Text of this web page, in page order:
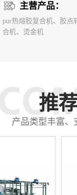
主营产品：
pur热熔胶复合机、胶点
合机、烫金机
推
产品类型丰富、